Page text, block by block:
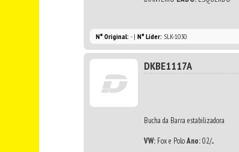
N° Original: - | N° Líder: SLK-1030
DKBE1117A
Bucha da Barra estabilizadora
VW: Fox e PoloAno:02/...